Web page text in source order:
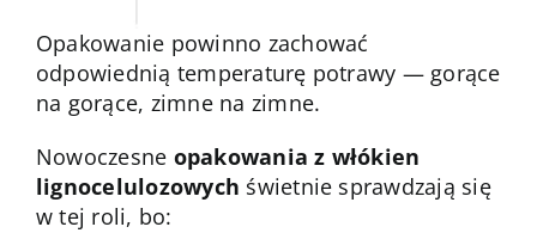
Opakowanie powinno zachować
odpowiednią temperaturę potrawy — gorące
na gorące, zimne na zimne.
Nowoczesne opakowania z włókien
lignocelulozowych świetnie sprawdzają się
w tej roli, bo: